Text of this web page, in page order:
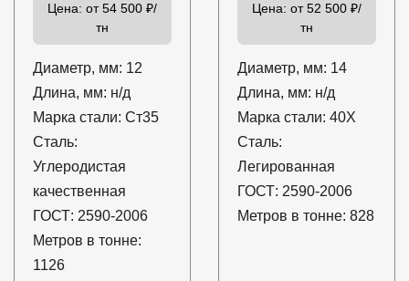
Цена: от 54 500 ₽/
тн
Диаметр, мм: 12
Длина, мм: н/д
Марка стали: Ст35
Сталь:
Углеродистая
качественная
ГОСТ: 2590-2006
Метров в тонне:
1126
Цена: от 52 500 ₽/
тн
Диаметр, мм: 14
Длина, мм: н/д
Марка стали: 40Х
Сталь:
Легированная
ГОСТ: 2590-2006
Метров в тонне: 828